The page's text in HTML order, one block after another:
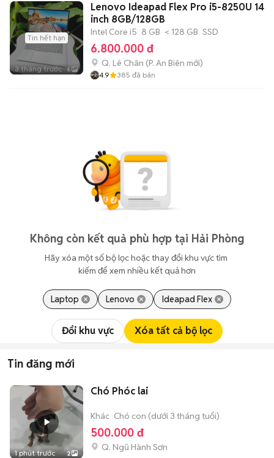
Tin hết hạn
3 tháng trước 6
Lenovo Ideapad Flex Pro i5-8250U 14
inch 8GB/128GB
Intel Core i5 8 GB < 128 GB SSD
6.800.000 đ
Q. Lê Chân (P. An Biên mới)
4.9 385 đã bán
Không còn kết quả phù hợp tại Hải Phòng
Hãy xóa một số bộ lọc hoặc thay đổi khu vực tìm
kiếm để xem nhiều kết quả hơn
Laptop Lenovo Ideapad Flex
Đổi khu vực Xóa tất cả bộ lọc
Tin đăng mới
1 phút trước 2
Chó Phóc lai
Khác Chó con (dưới 3 tháng tuổi)
500.000 đ
Q. Ngũ Hành Sơn